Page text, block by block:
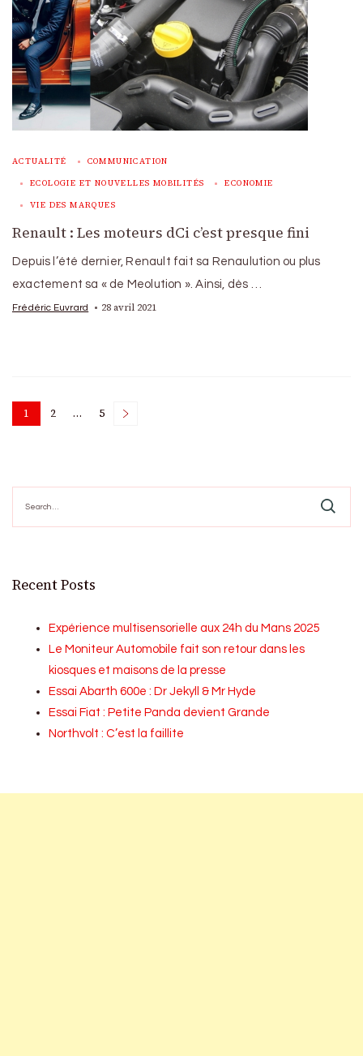
ACTUALITÉ COMMUNICATION
ECOLOGIE ET NOUVELLES MOBILITÉS ECONOMIE
VIE DES MARQUES
Renault : Les moteurs dCi c’est presque fini
Depuis l’été dernier, Renault fait sa Renaulution ou plus
exactement sa « de Meolution ». Ainsi, dès …
Frédéric Euvrard 28 avril 2021
Posts
Page
1 Page
2 … Page
5
for:
Recent Posts
Expérience multisensorielle aux 24h du Mans 2025
Le Moniteur Automobile fait son retour dans les
kiosques et maisons de la presse
Essai Abarth 600e : Dr Jekyll & Mr Hyde
Essai Fiat : Petite Panda devient Grande
Northvolt : C’est la faillite